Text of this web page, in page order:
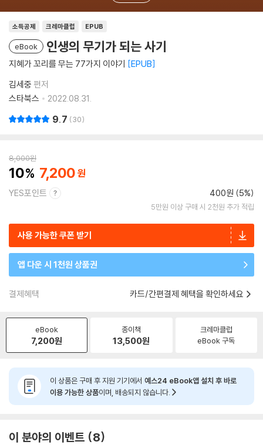
소득공제 크레마클럽 EPUB
eBook 인생의 무기가 되는 사기
지혜가 꼬리를 무는 77가지 이야기 EPUB
김세중 편저
스타북스
2022.08.31.
9.7 30
8,000원
10 7,200
YES포인트 400원 (5%)
5만원 이상 구매 시 2천원 추가 적립
사용 가능한 쿠폰 받기
앱 다운 시 1천원 상품권
결제혜택 카드/간편결제 혜택을 확인하세요
eBook
7,200원
종이책
13,500원
크레마클럽
eBook 구독
이 상품은 구매 후 지원 기기에서 예스24 eBook앱 설치 후 바로
이용 가능한 상품이며, 배송되지 않습니다.
이 분야의 이벤트 8